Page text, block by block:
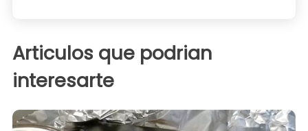
Articulos que podrian
interesarte